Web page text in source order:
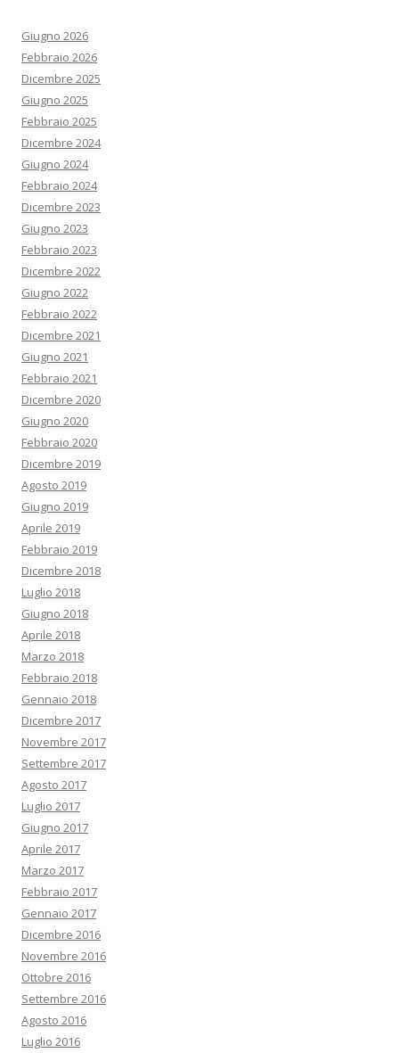
Giugno 2026
Febbraio 2026
Dicembre 2025
Giugno 2025
Febbraio 2025
Dicembre 2024
Giugno 2024
Febbraio 2024
Dicembre 2023
Giugno 2023
Febbraio 2023
Dicembre 2022
Giugno 2022
Febbraio 2022
Dicembre 2021
Giugno 2021
Febbraio 2021
Dicembre 2020
Giugno 2020
Febbraio 2020
Dicembre 2019
Agosto 2019
Giugno 2019
Aprile 2019
Febbraio 2019
Dicembre 2018
Luglio 2018
Giugno 2018
Aprile 2018
Marzo 2018
Febbraio 2018
Gennaio 2018
Dicembre 2017
Novembre 2017
Settembre 2017
Agosto 2017
Luglio 2017
Giugno 2017
Aprile 2017
Marzo 2017
Febbraio 2017
Gennaio 2017
Dicembre 2016
Novembre 2016
Ottobre 2016
Settembre 2016
Agosto 2016
Luglio 2016